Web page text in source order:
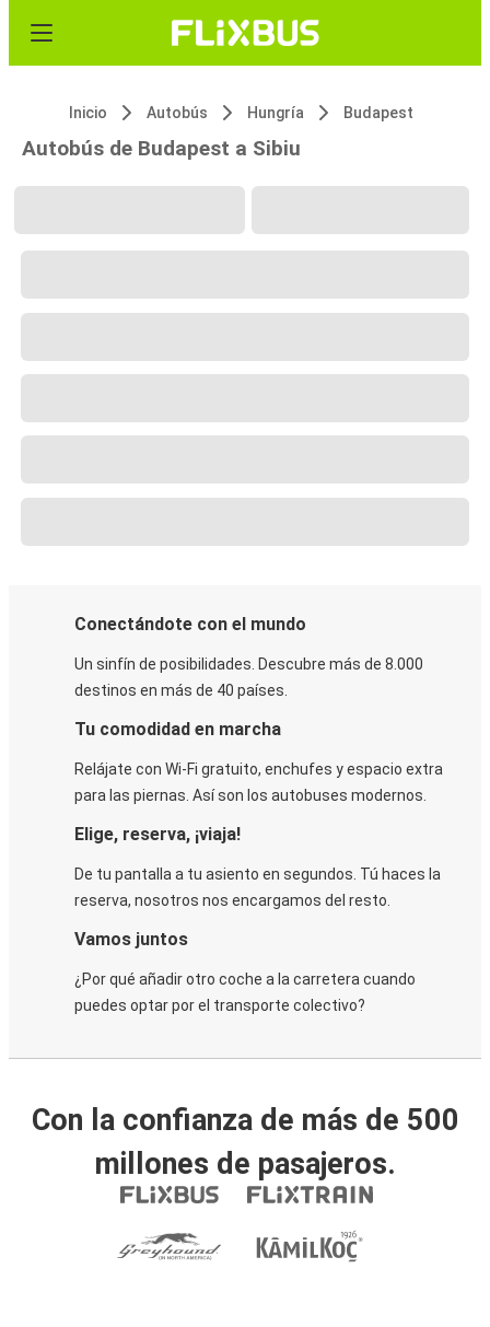
Inicio Autobús Hungría Budapest
Autobús de Budapest a Sibiu
Conectándote con el mundo
Un sinfín de posibilidades. Descubre más de 8.000
destinos en más de 40 países.
Tu comodidad en marcha
Relájate con Wi-Fi gratuito, enchufes y espacio extra
para las piernas. Así son los autobuses modernos.
Elige, reserva, ¡viaja!
De tu pantalla a tu asiento en segundos. Tú haces la
reserva, nosotros nos encargamos del resto.
Vamos juntos
¿Por qué añadir otro coche a la carretera cuando
puedes optar por el transporte colectivo?
Con la confianza de más de 500
millones de pasajeros.